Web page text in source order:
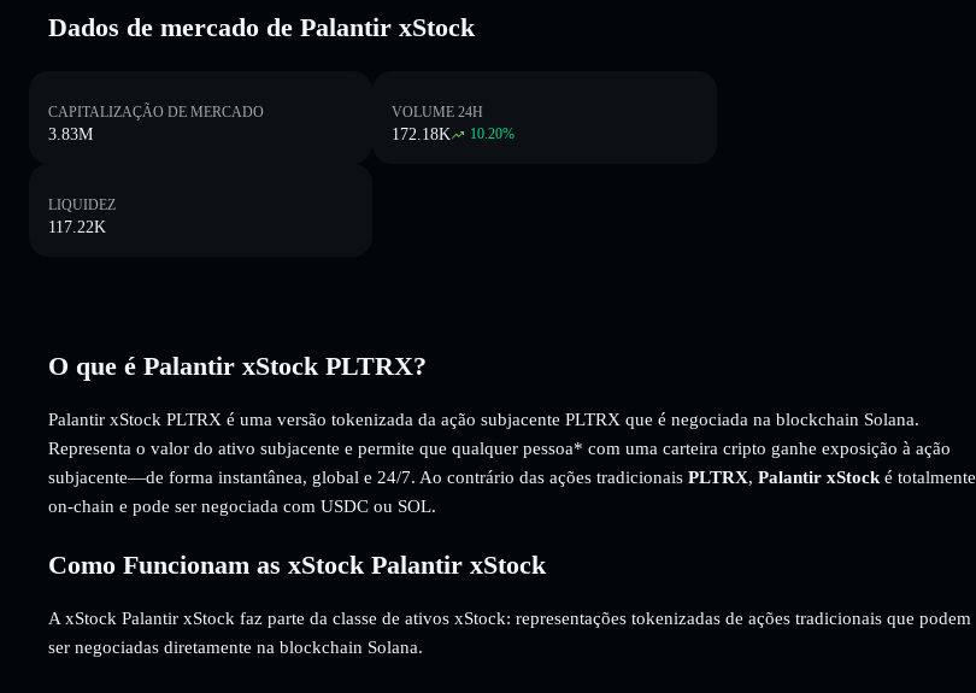
Dados de mercado de Palantir xStock
CAPITALIZAÇÃO DE MERCADO
3.83M
VOLUME 24H
172.18K 10.20%
LIQUIDEZ
117.22K
O que é Palantir xStock PLTRX?
Palantir xStock PLTRX é uma versão tokenizada da ação subjacente PLTRX que é negociada na blockchain Solana.
Representa o valor do ativo subjacente e permite que qualquer pessoa* com uma carteira cripto ganhe exposição à ação
subjacente—de forma instantânea, global e 24/7. Ao contrário das ações tradicionais PLTRX, Palantir xStock é totalmente
on-chain e pode ser negociada com USDC ou SOL.
Como Funcionam as xStock Palantir xStock
A xStock Palantir xStock faz parte da classe de ativos xStock: representações tokenizadas de ações tradicionais que podem
ser negociadas diretamente na blockchain Solana.